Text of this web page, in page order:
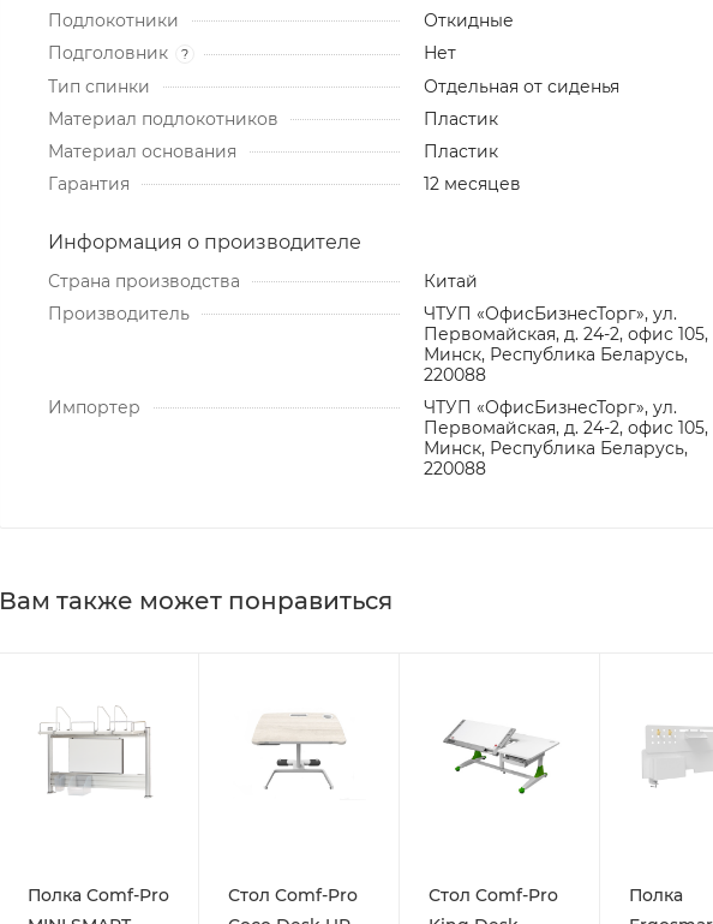
Подлокотники
Откидные
Подголовник
?
Нет
Тип спинки
Отдельная от сиденья
Материал подлокотников
Пластик
Материал основания
Пластик
Гарантия
12 месяцев
Информация о производителе
Страна производства
Китай
Производитель
ЧТУП «ОфисБизнесТорг», ул.
Первомайская, д. 24-2, офис 105,
Минск, Республика Беларусь,
220088
Импортер
ЧТУП «ОфисБизнесТорг», ул.
Первомайская, д. 24-2, офис 105,
Минск, Республика Беларусь,
220088
Вам также может понравиться
Полка Comf-Pro
Стол Comf-Pro
Стол Comf-Pro
Полка